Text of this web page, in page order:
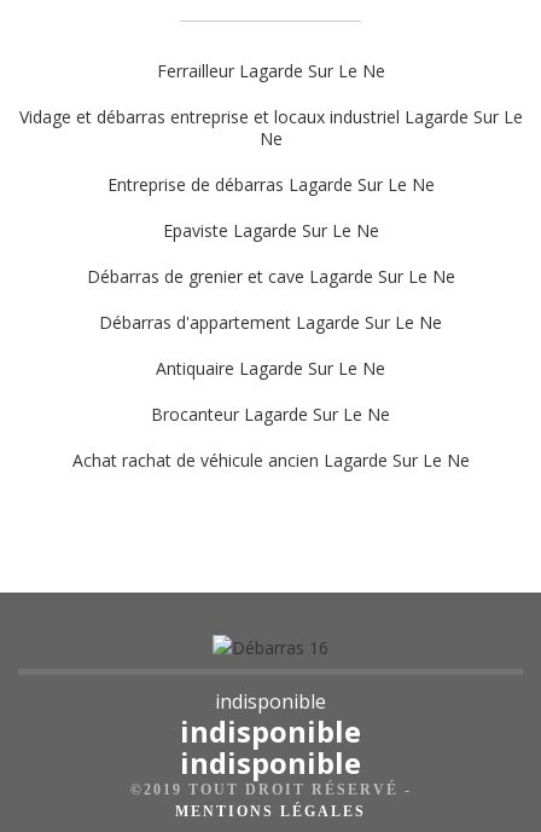
Ferrailleur Lagarde Sur Le Ne
Vidage et débarras entreprise et locaux industriel Lagarde Sur Le
Ne
Entreprise de débarras Lagarde Sur Le Ne
Epaviste Lagarde Sur Le Ne
Débarras de grenier et cave Lagarde Sur Le Ne
Débarras d'appartement Lagarde Sur Le Ne
Antiquaire Lagarde Sur Le Ne
Brocanteur Lagarde Sur Le Ne
Achat rachat de véhicule ancien Lagarde Sur Le Ne
indisponible
indisponible
indisponible
©2019 TOUT DROIT RÉSERVÉ -
MENTIONS LÉGALES